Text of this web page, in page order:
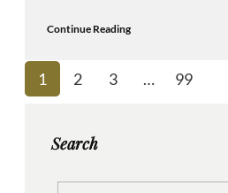
Continue Reading
1 2 3 … 99
Search